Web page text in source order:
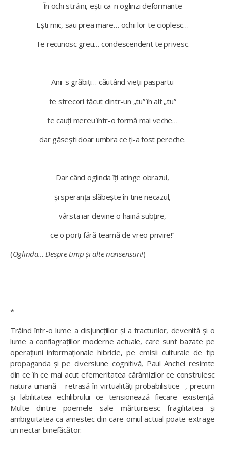
În ochi străini, ești ca-n oglinzi deformante
Ești mic, sau prea mare… ochii lor te cioplesc…
Te recunosc greu… condescendent te privesc.
Anii-s grăbiți… căutând vieții paspartu
te strecori tăcut dintr-un „tu” în alt „tu”
te cauți mereu într-o formă mai veche…
dar găsești doar umbra ce ți-a fost pereche.
Dar când oglinda îți atinge obrazul,
și speranța slăbește în tine necazul,
vârsta iar devine o haină subțire,
ce o porți fără teamă de vreo privire!’’
(Oglinda… Despre timp și alte nonsensuri!)
*
Trăind într-o lume a disjuncțiilor și a fracturilor, devenită și o
lume a conflagrațiilor moderne actuale, care sunt bazate pe
operațiuni informaționale hibride, pe emisii culturale de tip
propaganda și pe diversiune cognitivă, Paul Anchel resimte
din ce în ce mai acut efemeritatea cărămizilor ce construiesc
natura umană – retrasă în virtualități probabilistice -, precum
și labilitatea echilibrului ce tensionează fiecare existență.
Multe dintre poemele sale mărturisesc fragilitatea și
ambiguitatea ca amestec din care omul actual poate extrage
un nectar binefăcător: